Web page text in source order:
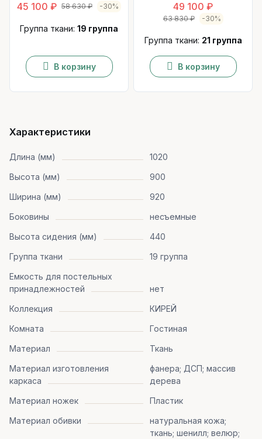
45 100 ₽ 58 630 ₽ -30%
Группа ткани: 19 группа
В корзину
49 100 ₽
63 830 ₽ -30%
Группа ткани: 21 группа
В корзину
Характеристики
Длина (мм)
1020
Высота (мм)
900
Ширина (мм)
920
Боковины
несъемные
Высота сидения (мм)
440
Группа ткани
19 группа
Емкость для постельных
принадлежностей
нет
Коллекция
КИРЕЙ
Комната
Гостиная
Материал
Ткань
Материал изготовления
каркаса
фанера; ДСП; массив
дерева
Материал ножек
Пластик
Материал обивки
натуральная кожа;
ткань; шенилл; велюр;